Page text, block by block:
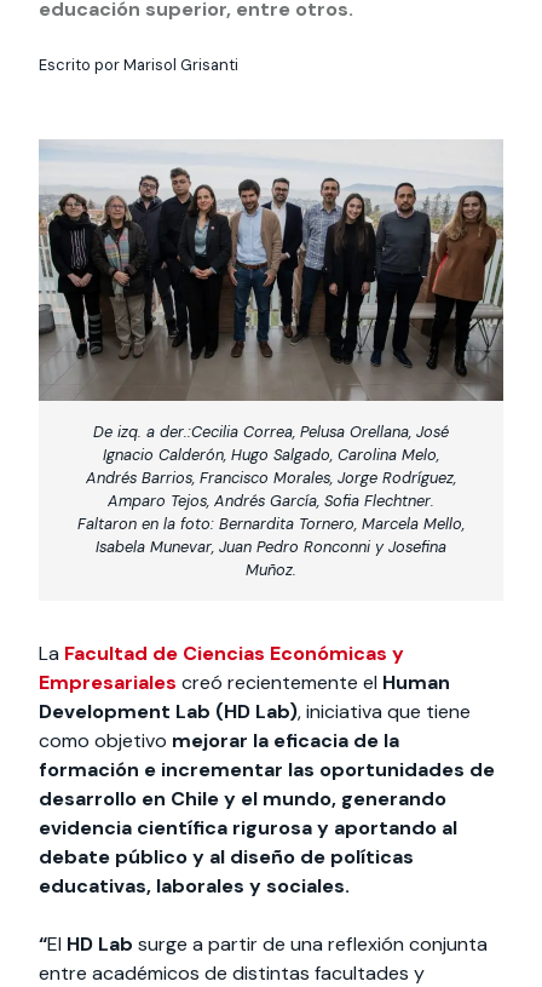
Especialidades y
interesar:
students
interesar:
2025
vinculación con la
Extensión Cultural
Servicios y apoyos
Te puede
Explora el campus
Uandes
Noticias
educación superior, entre otros.
Escrito por Marisol Grisanti
De izq. a der.:Cecilia Correa, Pelusa Orellana, José
Ignacio Calderón, Hugo Salgado, Carolina Melo,
Andrés Barrios, Francisco Morales, Jorge Rodríguez,
Amparo Tejos, Andrés García, Sofia Flechtner.
Faltaron en la foto: Bernardita Tornero, Marcela Mello,
Isabela Munevar, Juan Pedro Ronconni y Josefina
Muñoz.
La Facultad de Ciencias Económicas y
Empresariales creó recientemente el Human
Development Lab (HD Lab), iniciativa que tiene
como objetivo mejorar la eficacia de la
formación e incrementar las oportunidades de
desarrollo en Chile y el mundo, generando
evidencia científica rigurosa y aportando al
debate público y al diseño de políticas
educativas, laborales y sociales.
“El HD Lab surge a partir de una reflexión conjunta
entre académicos de distintas facultades y